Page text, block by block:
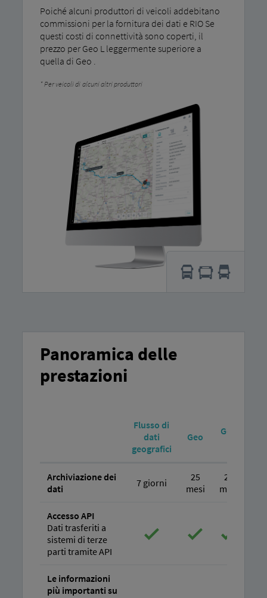
Poiché alcuni produttori di veicoli addebitano
commissioni per la fornitura dei dati e RIO Se
questi costi di connettività sono coperti, il
prezzo per Geo L leggermente superiore a
quella di Geo .
Per veicoli di alcuni altri produttori
Panoramica delle
prestazioni
Flusso di
dati
geografici
Geo
Geo
Archiviazione dei
dati
7 giorni
25
mesi
25
mesi
Accesso API
Dati trasferiti a
sistemi di terze
parti tramite API
Le informazioni
più importanti su